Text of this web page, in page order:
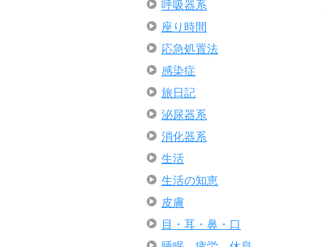
呼吸器系
座り時間
応急処置法
感染症
旅日記
泌尿器系
消化器系
生活
生活の知恵
皮膚
目・耳・鼻・口